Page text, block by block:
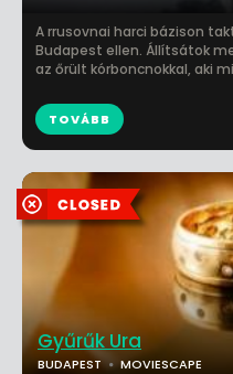
A rrusovnai harci bázison
Budapest ellen. Állítsátok
az őrült kórboncnokkal, aki
TOVÁBB
Gyűrűk Ura
BUDAPEST MOVIESCAPE